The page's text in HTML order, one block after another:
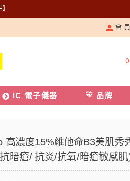
會 員
IC 電子儀器 品牌
高濃度15%維他命B3美肌秀
暗瘡/ 抗炎/抗氧/暗瘡敏感肌